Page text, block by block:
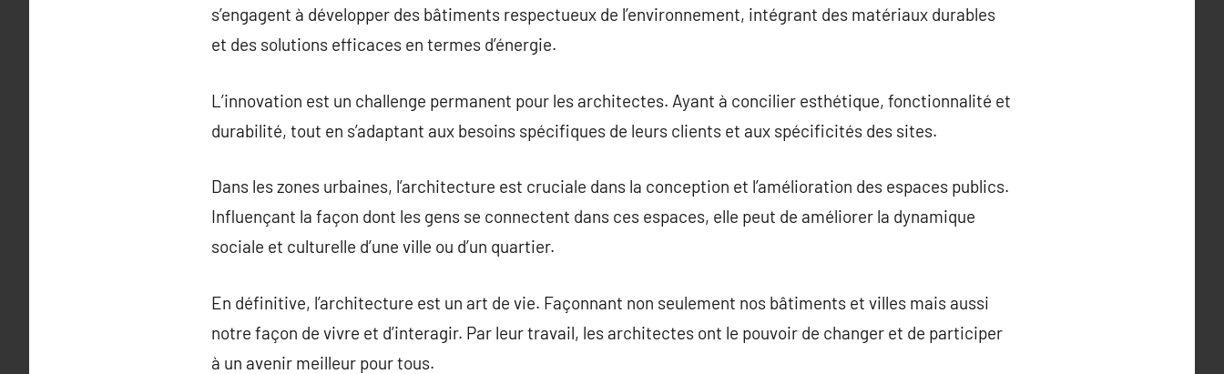
s’engagent à développer des bâtiments respectueux de l’environnement, intégrant des matériaux durables
et des solutions efficaces en termes d’énergie.
L’innovation est un challenge permanent pour les architectes. Ayant à concilier esthétique, fonctionnalité et
durabilité, tout en s’adaptant aux besoins spécifiques de leurs clients et aux spécificités des sites.
Dans les zones urbaines, l’architecture est cruciale dans la conception et l’amélioration des espaces publics.
Influençant la façon dont les gens se connectent dans ces espaces, elle peut de améliorer la dynamique
sociale et culturelle d’une ville ou d’un quartier.
En définitive, l’architecture est un art de vie. Façonnant non seulement nos bâtiments et villes mais aussi
notre façon de vivre et d’interagir. Par leur travail, les architectes ont le pouvoir de changer et de participer
à un avenir meilleur pour tous.